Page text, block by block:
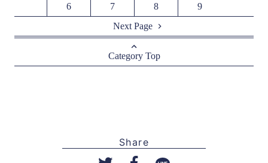
6
7 8
9
Next Page
Category Top
Share